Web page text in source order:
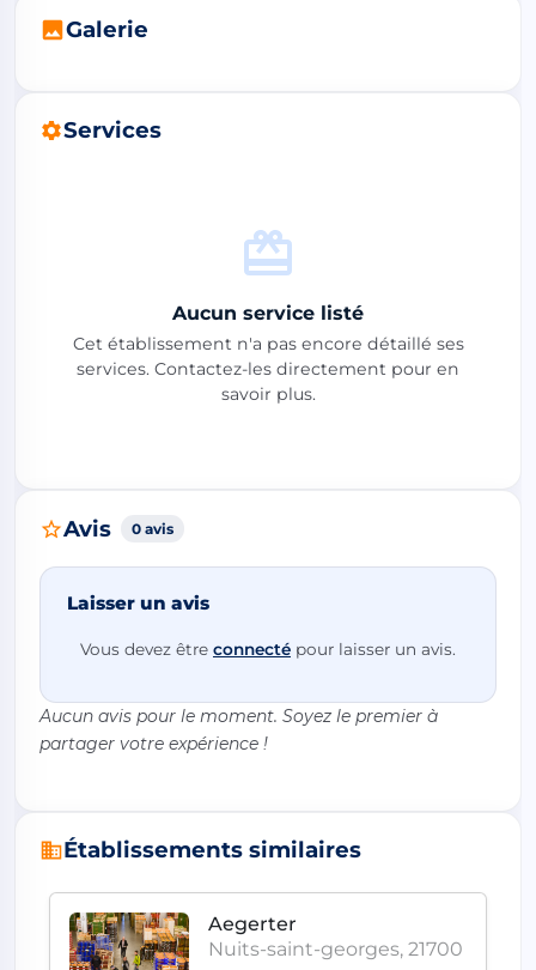
Galerie
Services
Aucun service listé
Cet établissement n'a pas encore détaillé ses
services. Contactez-les directement pour en
savoir plus.
Avis 0 avis
Laisser un avis
Vous devez être connecté pour laisser un avis.
Aucun avis pour le moment. Soyez le premier à
partager votre expérience !
Établissements similaires
Aegerter
Nuits-saint-georges, 21700